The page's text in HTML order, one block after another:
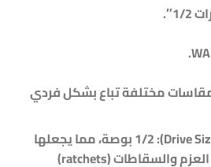
مختلفة تباع بشكل فردي
مقاس ذراع التدوير (Drive Size): 1/2 بوصة، مما يجعلها
متوافقة مع مفاتيح العزم والسقاطات (ratchets)